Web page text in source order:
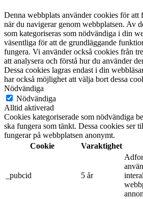
Denna webbplats använder cookies för att
när du navigerar genom webbplatsen. Av
som kategoriseras som nödvändiga i din
väsentliga för att de grundläggande
fungera. Vi använder också cookies från
att analysera och förstå hur du använder
Dessa cookies lagras endast i din
har också möjlighet att välja bort dessa
Nödvändiga
Nödvändiga
Alltid aktiverad
Cookies kategoriserade som nödvändiga
ska fungera som tänkt. Dessa cookies ser
fungerar på webbplatsen anonymt.
Cookie
Varaktighet
_pubcid 5 år